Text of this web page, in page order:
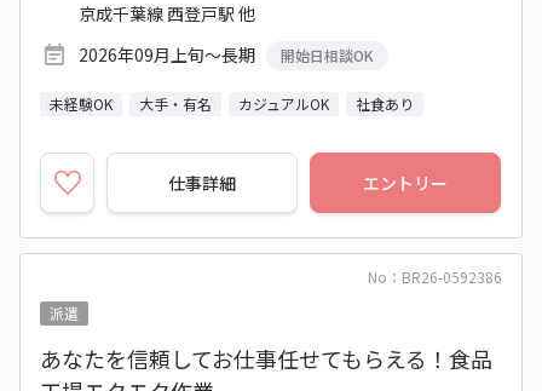
京成千葉線 西登戸駅 他
2026年09月上旬～長期
開始日相談OK
未経験OK 大手・有名 カジュアルOK 社食あり
仕事詳細 エントリー
No：BR26-0592386
派遣
あなたを信頼してお仕事任せてもらえる！食品